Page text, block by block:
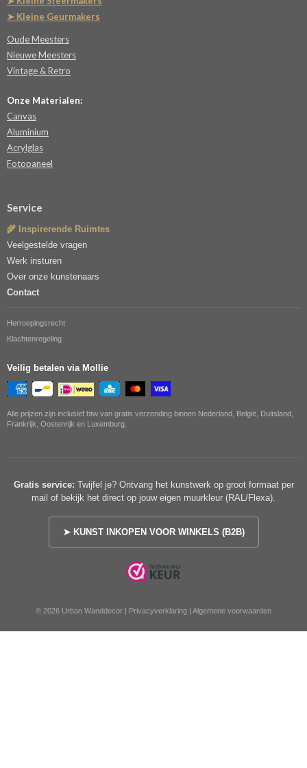
➤ Kleine Geurmakers
Oude Meesters
Nieuwe Meesters
Vintage & Retro
Onze Materialen:
Canvas
Aluminium
Acrylglas
Fotopaneel
Service
🌾 Inspirerende Ruimtes
Veelgestelde vragen
Werk insturen
Over onze kunstenaars
Contact
Herroepingsrecht
Klachtenregeling
Veilig betalen via Mollie
Alle prijzen zijn inclusief btw van gratis verzending binnen Nederland, België, Duitsland,
Frankrijk, Oostenrijk en Luxemburg.
Gratis service: Twijfel je? Ontvang het kunstwerk op groot formaat per
mail of bekijk het direct op jouw eigen muurkleur (RAL/Flexa).
➤ KUNST INKOPEN VOOR WINKELS (B2B)
© 2026 Urban Wanddecor | Privacyverklaring | Algemene voorwaarden